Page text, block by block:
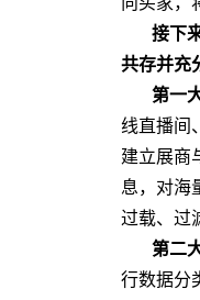
接下
共存并充
第一
线直播间
建立展商
息，对海
过载、过
第二
行数据分